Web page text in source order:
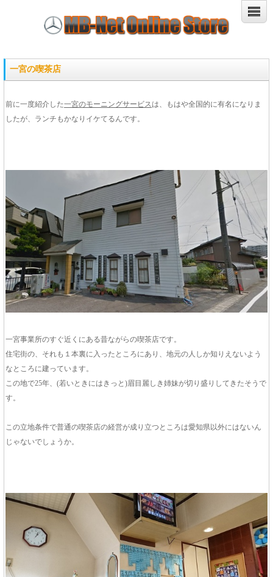
一宮の喫茶店
前に一度紹介した一宮のモーニングサービスは、もはや全国的に有名になりま
したが、ランチもかなりイケてるんです。
一宮事業所のすぐ近くにある昔ながらの喫茶店です。
住宅街の、それも１本裏に入ったところにあり、地元の人しか知りえないよう
なところに建っています。
この地で25年、(若いときにはきっと)眉目麗しき姉妹が切り盛りしてきたそうで
す。
この立地条件で普通の喫茶店の経営が成り立つところは愛知県以外にはないん
じゃないでしょうか。